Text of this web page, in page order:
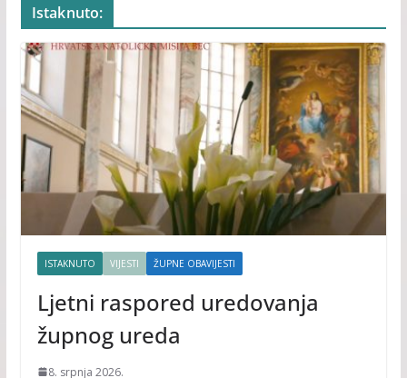
Istaknuto:
ISTAKNUTO VIJESTI ŽUPNE OBAVIJESTI
Ljetni raspored uredovanja
župnog ureda
8. srpnja 2026.